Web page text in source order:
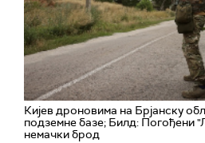
Кијев дроновима на Брјанску
подземне базе; Билд: Погођени
немачки брод